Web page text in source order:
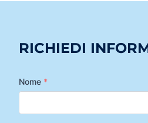
RICHIEDI
Nome *